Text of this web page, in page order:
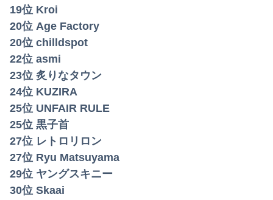
19位 Kroi
20位 Age Factory
20位 chilldspot
22位 asmi
23位 炙りなタウン
24位 KUZIRA
25位 UNFAIR RULE
25位 黒子首
27位 レトロリロン
27位 Ryu Matsuyama
29位 ヤングスキニー
30位 Skaai